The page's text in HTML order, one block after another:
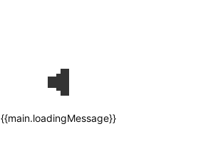
{{main.loadingMessage}}